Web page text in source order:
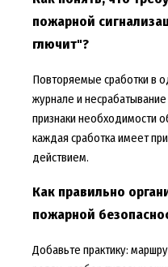
пожарной
глючит"?
Повторяемые сработки в
журнале и
признаки необходимости
каждая сработка имеет
действием.
Как правильно
пожарной
Добавьте практику: